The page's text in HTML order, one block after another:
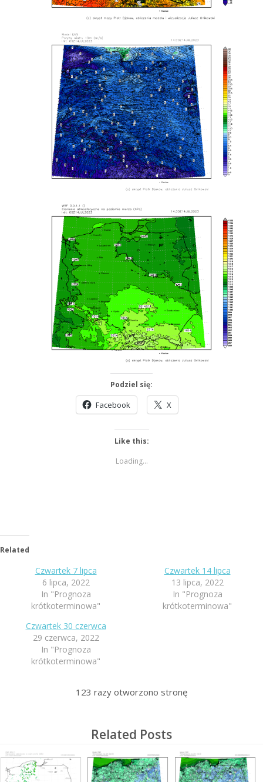
Podziel się:
Facebook X
Like this:
Loading...
Related
Czwartek 7 lipca
6 lipca, 2022
In "Prognoza
krótkoterminowa"
Czwartek 14 lipca
13 lipca, 2022
In "Prognoza
krótkoterminowa"
Czwartek 30 czerwca
29 czerwca, 2022
In "Prognoza
krótkoterminowa"
123 razy otworzono stronę
Related Posts